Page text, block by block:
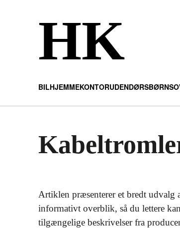
HK
BILHJEMMEKONTORUDENDØRSBØRN
Artiklen præsenterer et bredt udvalg
informativt overblik, så du lettere
tilgængelige beskrivelser fra